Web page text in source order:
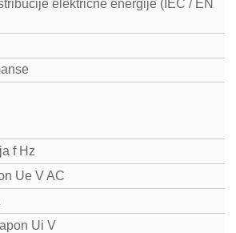
električne energije (IEC / EN
f Hz
Ue V AC
Ui V